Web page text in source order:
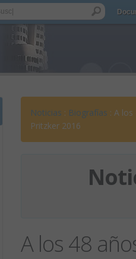
Noticias : Biografías : A
Pritzker 2016
A los 48